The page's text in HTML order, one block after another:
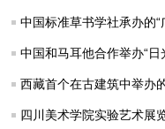
中国标准草书学社承办的“
中国和马耳他合作举办“日
西藏首个在古建筑中举办
四川美术学院实验艺术展